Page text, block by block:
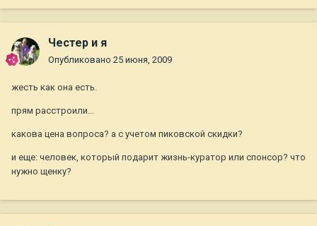
Честер и я
Опубликовано 25 июня, 2009
жесть как она есть.
прям расстроили...
какова цена вопроса? а с учетом пиковской скидки?
и еще: человек, который подарит жизнь-куратор или спонсор? что
нужно щенку?